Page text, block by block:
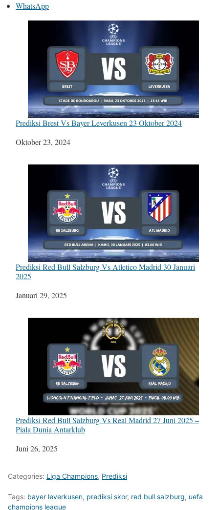
WhatsApp
Prediksi Brest Vs Bayer Leverkusen 23 Oktober 2024
Tanggal
Oktober 23, 2024
Prediksi Red Bull Salzburg Vs Atletico Madrid 30 Januari
2025
Tanggal
Januari 29, 2025
Prediksi Red Bull Salzburg Vs Real Madrid 27 Juni 2025 –
Piala Dunia Antarklub
Tanggal
Juni 26, 2025
Categories: Liga Champions, Prediksi
Tags: bayer leverkusen, prediksi skor, red bull salzburg, uefa
champions league